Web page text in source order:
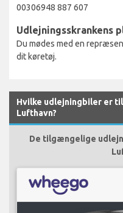
00306948 887 607
Udlejningsskrankens
Du mødes med en
dit køretøj.
Hvilke udlejningbiler er
Lufthavn?
De tilgængelige